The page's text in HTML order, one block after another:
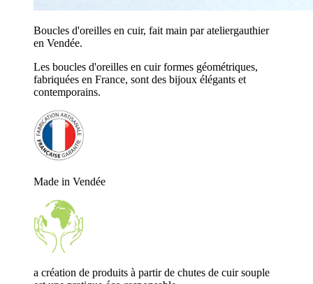
Boucles d'oreilles en cuir, fait main par ateliergauthier
en Vendée.
Les boucles d'oreilles en cuir formes géométriques,
fabriquées en France, sont des bijoux élégants et
contemporains.
Made in Vendée
a création de produits à partir de chutes de cuir souple